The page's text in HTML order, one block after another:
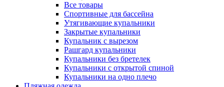
Все товары
Спортивные для бассейна
Утягивающие купальники
Закрытые купальники
Купальник с вырезом
Рашгард купальники
Купальники без бретелек
Купальники с открытой спиной
Купальники на одно плечо